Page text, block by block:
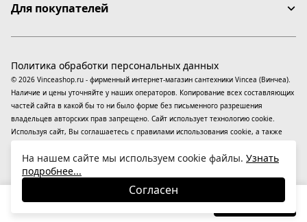
30 140₽ В корзину
Для покупателей
© 2026 Vinceashop.ru - фирменный интернет-магазин сантехники Vincea (Винчеа).
Наличие и цены уточняйте у наших операторов. Копирование всех составляющих
частей сайта в какой бы то ни было форме без письменного разрешения
владельцев авторских прав запрещено. Сайт использует технологию cookie.
Используя сайт, Вы соглашаетесь с правилами использования cookie, а также
применяютсярекомендательные технологии(информационные технологии
предоставления информации на основе сбора, систематизации и анализа
сведений, относящихся к предпочтениям пользователей сети «Интернет»,
находящихся на территории Российской Федерации).
Политика обработки персональных данных
На нашем сайте мы используем cookie файлы. Узнать
подробнее...
Согласен